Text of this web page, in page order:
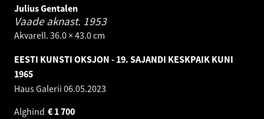
Julius Gentalen
Vaade aknast. 1953
Akvarell. 36.0 × 43.0 cm
EESTI KUNSTI OKSJON - 19. SAJANDI KESKPAIK KUNI
1965
Haus Galerii 06.05.2023
Alghind
1 700
€